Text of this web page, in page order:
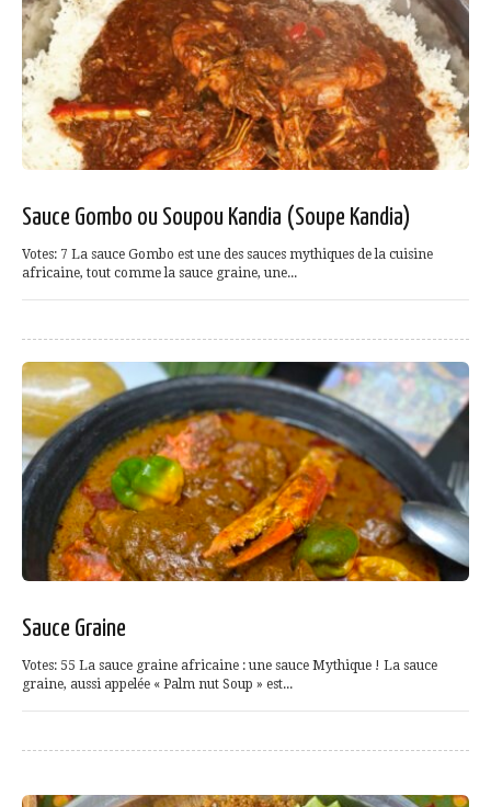
Sauce Gombo ou Soupou Kandia (Soupe Kandia)
Votes: 7 La sauce Gombo est une des sauces mythiques de la cuisine
africaine, tout comme la sauce graine, une...
Sauce Graine
Votes: 55 La sauce graine africaine : une sauce Mythique ! La sauce
graine, aussi appelée « Palm nut Soup » est...